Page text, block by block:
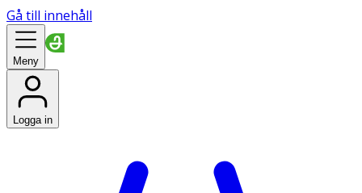
Gå till innehåll
Meny
Logga in